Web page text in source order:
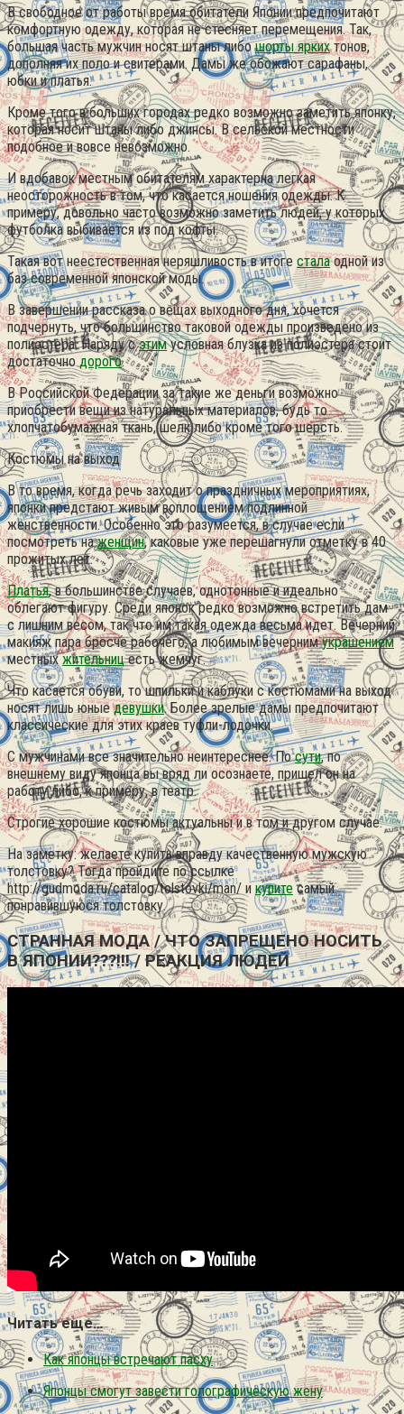
В свободное от работы время обитатели Японии предпочитают
комфортную одежду, которая не стесняет перемещения. Так,
большая часть мужчин носят штаны либошорты яркихтонов,
дополняя их поло и свитерами. Дамы же обожают сарафаны,
юбки и платья.
Кроме того в больших городах редко возможно заметить японку,
которая носит штаны либо джинсы. В сельской местности
подобное и вовсе невозможно.
И вдобавок местным обитателям характерна легкая
неосторожность в том, что касается ношения одежды. К
примеру, довольно часто возможно заметить людей, у которых
футболка выбивается из под кофты.
Такая вот неестественная неряшливость в итогесталаодной из
баз современной японской моды.
В завершении рассказа о вещах выходного дня, хочется
подчернуть, что большинство таковой одежды произведено из
полиэстера. Наряду сэтимусловная блузка из полиэстера стоит
достаточнодорого.
В Российской Федерации за такие же деньги возможно
приобрести вещи из натуральных материалов, будь то
хлопчатобумажная ткань, шелк либо кроме того шерсть.
Костюмы на выход
В то время, когда речь заходит о праздничных мероприятиях,
японки предстают живым воплощением подлинной
женственности. Особенно это разумеется, в случае если
посмотреть наженщин, каковые уже перешагнули отметку в 40
прожитых лет.
Платья, в большинстве случаев, однотонные и идеально
облегают фигуру. Среди японок редко возможно встретить дам
с лишним весом, так что им такая одежда весьма идет. Вечерний
макияж пара бросче рабочего, а любимым вечернимукрашением
местныхжительницесть жемчуг.
Что касается обуви, то шпильки и каблуки с костюмами на выход
носят лишь юныедевушки. Более зрелые дамы предпочитают
классические для этих краев туфли-лодочки.
С мужчинами все значительно неинтереснее. Посути, по
внешнему виду японца вы вряд ли осознаете, пришел он на
работу либо, к примеру, в театр.
Строгие хорошие костюмы актуальны и в том и другом случае.
На заметку: желаете купить вправду качественную мужскую
толстовку? Тогда пройдите по ссылке
http://gudmoda.ru/catalog/tolstovki/man/ икупитесамый
понравившуюся толстовку.
СТРАННАЯ МОДА / ЧТО ЗАПРЕЩЕНО НОСИТЬ
В ЯПОНИИ???!!! / РЕАКЦИЯ ЛЮДЕЙ
Читать еще…
Как японцы встречают пасху
Японцы смогут завести голографическую жену